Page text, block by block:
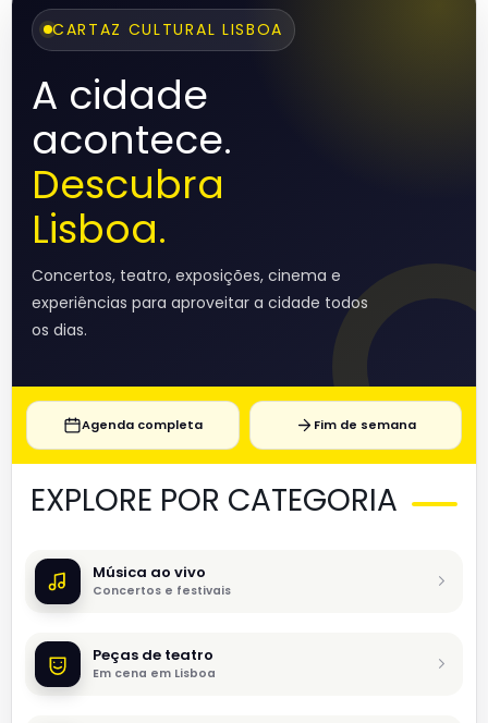
CARTAZ CULTURAL LISBOA
A cidade
acontece.
Descubra
Lisboa.
Concertos, teatro, exposições, cinema e
experiências para aproveitar a cidade todos
os dias.
Agenda completa Fim de semana
EXPLORE POR CATEGORIA
Música ao vivo
Concertos e festivais
Peças de teatro
Em cena em Lisboa